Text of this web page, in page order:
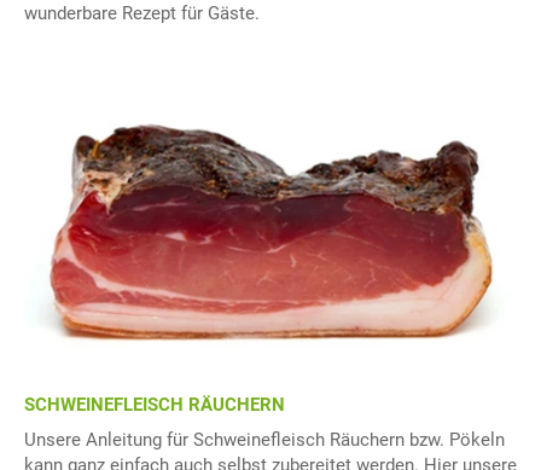
wunderbare Rezept für Gäste.
SCHWEINEFLEISCH RÄUCHERN
Unsere Anleitung für Schweinefleisch Räuchern bzw. Pökeln
kann ganz einfach auch selbst zubereitet werden. Hier unsere